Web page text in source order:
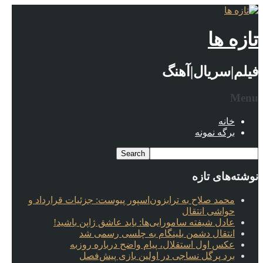
تازه ها
فیلم|سریال|آهنگ
Menu
خانه
برگه نمونه
نوشته‌های تازه
محمد صلاح به ترابزون‌اسپور پیوست: جزئیات قرارداد و
حواشی انتقال
عادل شیفته سامورایی‌ها: باید عاشق ژاپن باشید!
انتقال دشمن بلینگام به چلسی رسمی شد
عکس اول استقلال، پیام واضح درباره روزبه
برد پرگل نساجی در اولین بازی پیش‌فصل